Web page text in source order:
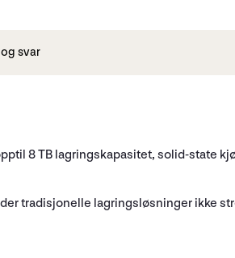
svar
8 TB lagringskapasitet, solid-state
tradisjonelle lagringsløsninger ikke